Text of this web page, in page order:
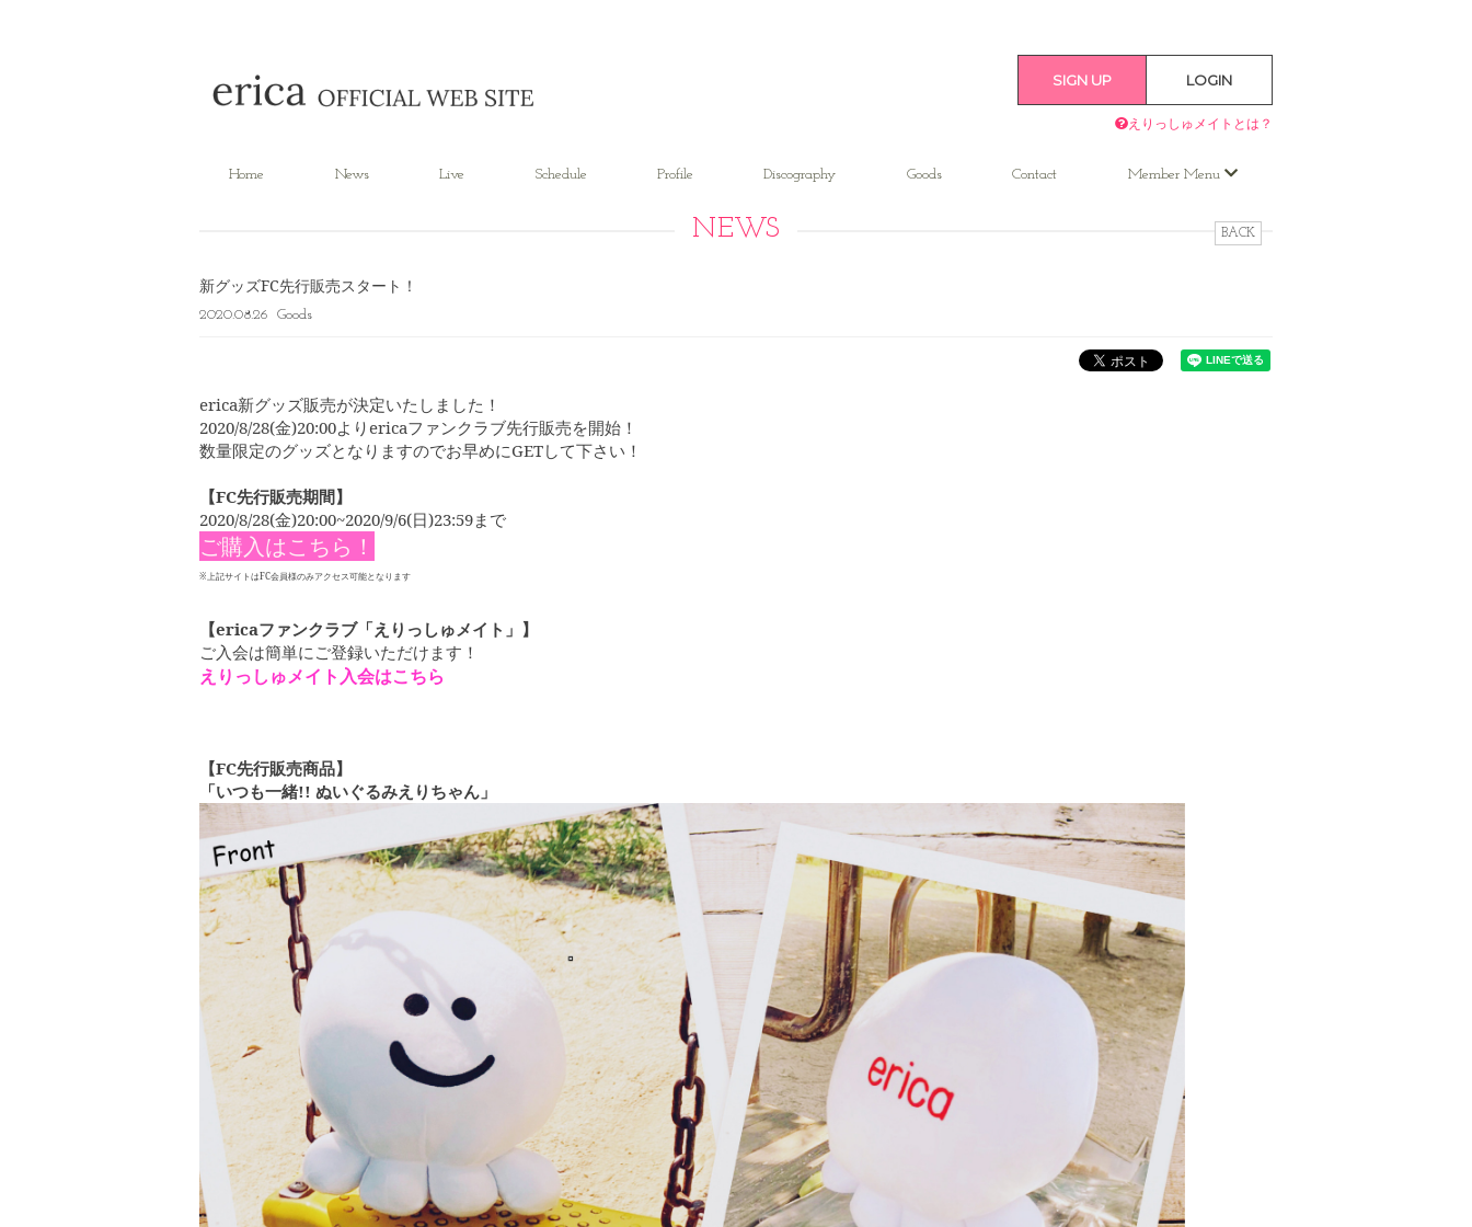
SIGN UP LOGIN
えりっしゅメイトとは？
Home News Live Schedule Profile Discography Goods Contact Member Menu
NEWS BACK
新グッズFC先行販売スタート！
2020.08.26 Goods
​erica新グッズ販売が決定いたしました！
2020/8/28(金)20:00よりericaファンクラブ先行販売を開始！
数量限定のグッズとなりますのでお早めにGETして下さい！
【FC先行販売期間】
2020/8/28(金)20:00~2020/9/6(日)23:59まで
ご購入はこちら！
※上記サイトはFC会員様のみアクセス可能となります
【ericaファンクラブ「えりっしゅメイト」】
ご入会は簡単にご登録いただけます！
えりっしゅメイト入会はこちら
【FC先行販売商品】
「いつも一緒!! ぬいぐるみえりちゃん」